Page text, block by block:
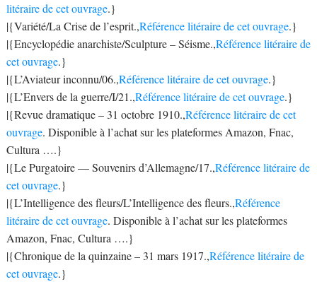
litéraire de cet ouvrage.}
|{Variété/La Crise de l’esprit.,Référence litéraire de cet ouvrage.}
|{Encyclopédie anarchiste/Sculpture – Séisme.,Référence litéraire de
cet ouvrage.}
|{L’Aviateur inconnu/06.,Référence litéraire de cet ouvrage.}
|{L’Envers de la guerre/I/21.,Référence litéraire de cet ouvrage.}
|{Revue dramatique – 31 octobre 1910.,Référence litéraire de cet
ouvrage. Disponible à l’achat sur les plateformes Amazon, Fnac,
Cultura ….}
|{Le Purgatoire — Souvenirs d’Allemagne/17.,Référence litéraire de
cet ouvrage.}
|{L’Intelligence des fleurs/L’Intelligence des fleurs.,Référence
litéraire de cet ouvrage. Disponible à l’achat sur les plateformes
Amazon, Fnac, Cultura ….}
|{Chronique de la quinzaine – 31 mars 1917.,Référence litéraire de
cet ouvrage.}